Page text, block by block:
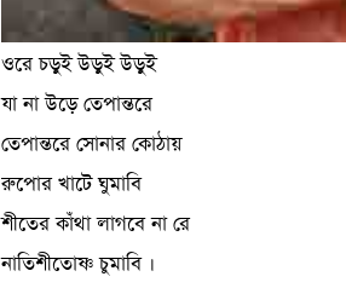
ওরে চড়ুই উড়ুই উড়ুই
যা না উড়ে তেপান্তরে
তেপান্তরে সোনার কোঠায়
রুপোর খাটে ঘুমাবি
শীতের কাঁথা লাগবে না রে
নাতিশীতোষ্ণ চুমাবি ।